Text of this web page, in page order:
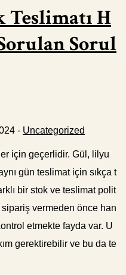
Teslimatı H
Sorul
- Uncategorized
için geçerlidir. Gül, lilyu
gün teslimat için sıkça t
bir stok ve teslimat polit
vermeden önce han
etmekte fayda var. U
gerektirebilir ve bu da te